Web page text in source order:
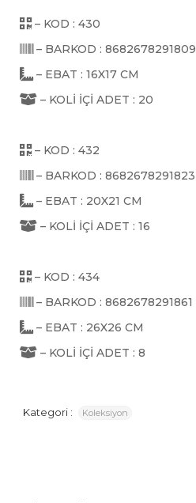
– KOD : 430
– BARKOD : 8682678291809
– EBAT : 16X17 CM
– KOLİ İÇİ ADET : 20
– KOD : 432
– BARKOD : 8682678291823
– EBAT : 20X21 CM
– KOLİ İÇİ ADET : 16
– KOD : 434
– BARKOD : 8682678291861
– EBAT : 26X26 CM
– KOLİ İÇİ ADET : 8
Kategori : Koleksiyon